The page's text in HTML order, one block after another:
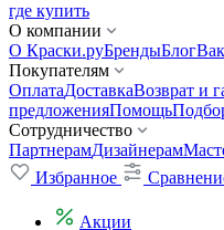
где купить
О компании
О Краски.руБрендыБлог
Покупателям
ОплатаДоставкаВозврат и
предложенияПомощь
Сотрудничество
ПартнерамДизайнерам
Избранное
Акции